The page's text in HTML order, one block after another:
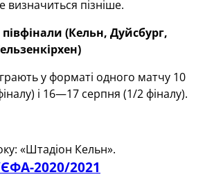
визначиться пізніше.
(Кельн, Дуйсбург,
у форматі одного матчу 10
і 16—17 серпня (1/2 фіналу).
«Штадіон Кельн».
2020/2021